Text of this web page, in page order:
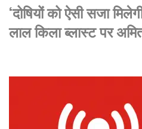
‘दोषियों को ऐसी सजा
लाल किला ब्लास्ट पर